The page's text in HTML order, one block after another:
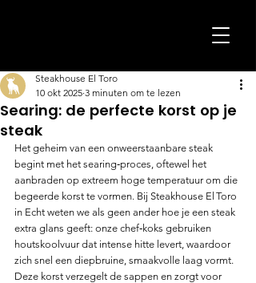
Searing: de perfecte korst op je
steak
Steakhouse El Toro
10 okt 2025 3 minuten om te lezen
Het geheim van een onweerstaanbare steak
begint met het searing‑proces, oftewel het
aanbraden op extreem hoge temperatuur om die
begeerde korst te vormen. Bij Steakhouse El Toro
in Echt weten we als geen ander hoe je een steak
extra glans geeft: onze chef‑koks gebruiken
houtskoolvuur dat intense hitte levert, waardoor
zich snel een diepbruine, smaakvolle laag vormt.
Deze korst verzegelt de sappen en zorgt voor